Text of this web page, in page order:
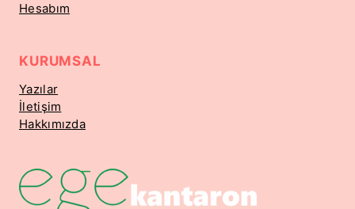
Hesabım
KURUMSAL
Yazılar
İletişim
Hakkımızda